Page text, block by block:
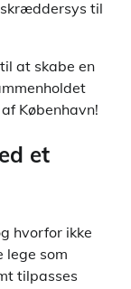
til
at skabe en
København!
et
hvorfor ikke
lege som
tilpasses